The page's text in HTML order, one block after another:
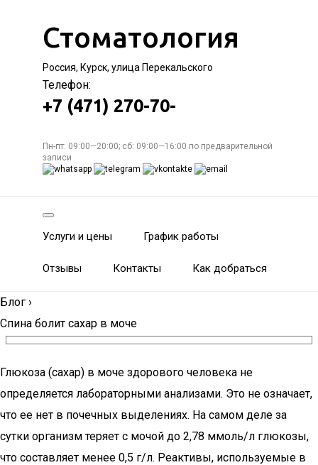
Стоматология
Россия, Курск, улица Перекальского
Телефон:
+7 (471) 270-70-
Пн-пт: 09:00—20:00; сб: 09:00—16:00 по предварительной
записи
Услуги и цены График работы
Отзывы Контакты Как добраться
Блог ›
Спина болит сахар в моче
Глюкоза (сахар) в моче здорового человека не
определяется лабораторными анализами. Это не означает,
что ее нет в почечных выделениях. На самом деле за
сутки организм теряет с мочой до 2,78 ммоль/л глюкозы,
что составляет менее 0,5 г/л. Реактивы, используемые в